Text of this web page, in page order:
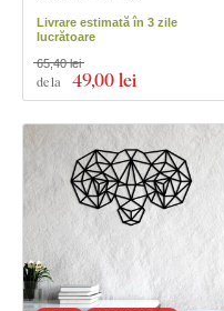
Livrare estimată în 3 zile
lucrătoare
de la 49,00 lei
65,40 lei